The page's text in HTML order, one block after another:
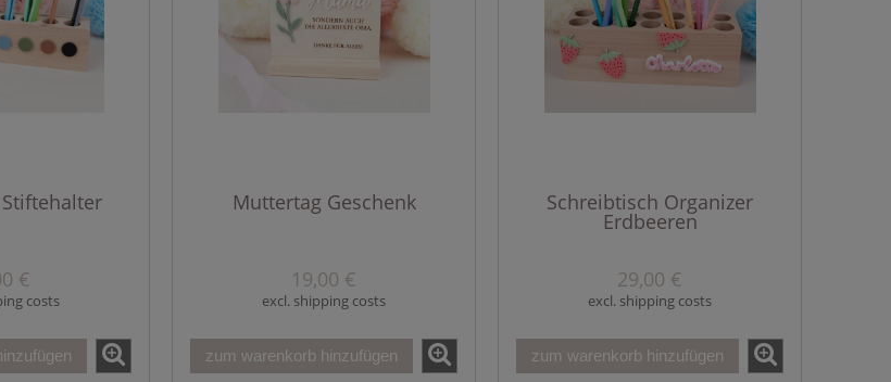
€
costs
Muttertag Geschenk
19,00 €
excl. shipping costs
zum warenkorb hinzufügen
Schreibtisch Organizer
Erdbeeren
29,00 €
excl. shipping costs
zum warenkorb hinzufügen